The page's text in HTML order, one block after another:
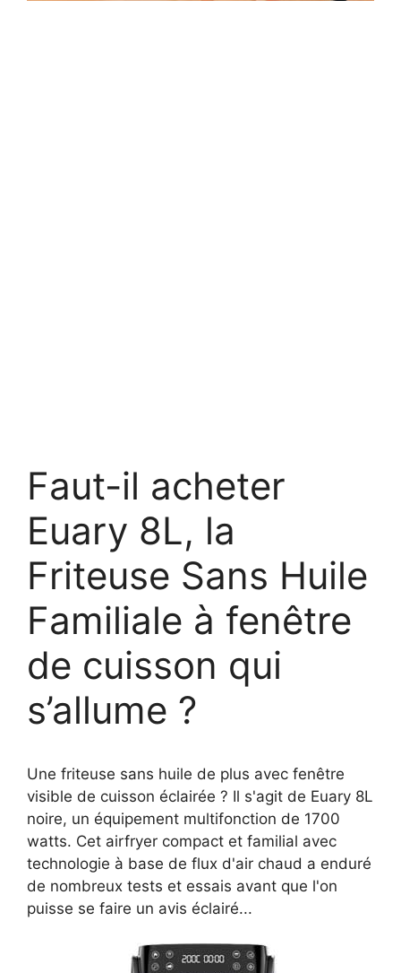
Faut-il acheter
Euary 8L, la
Friteuse Sans Huile
Familiale à fenêtre
de cuisson qui
s’allume ?
Une friteuse sans huile de plus avec fenêtre
visible de cuisson éclairée ? Il s'agit de Euary 8L
noire, un équipement multifonction de 1700
watts. Cet airfryer compact et familial avec
technologie à base de flux d'air chaud a enduré
de nombreux tests et essais avant que l'on
puisse se faire un avis éclairé...